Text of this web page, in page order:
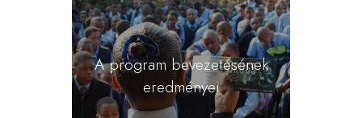
A program bevezetésének
eredményei